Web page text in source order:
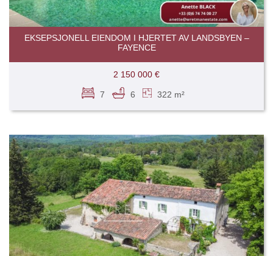
EKSEPSJONELL EIENDOM I HJERTET AV LANDSBYEN –
FAYENCE
2 150 000 €
7 6 322 m²